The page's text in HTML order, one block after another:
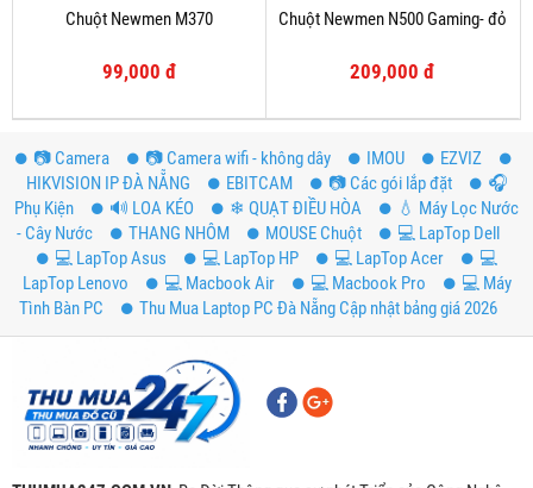
Chuột Newmen M370
99,000 đ
Chuột Newmen N500 Gaming- đỏ
209,000 đ
📷 Camera 📷 Camera wifi - không dây IMOU
EZVIZ
HIKVISION IP ĐÀ NẴNG
EBITCAM 📷 Các gói lắp đặt
️🎧
Phụ Kiện
🔊 LOA KÉO ❄ QUẠT ĐIỀU HÒA
💧 Máy Lọc Nước
- Cây Nước
THANG NHÔM MOUSE Chuột
💻 LapTop Dell
💻 LapTop Asus
💻 LapTop HP 💻 LapTop Acer
💻
LapTop Lenovo
💻 Macbook Air 💻 Macbook Pro
💻 Máy
Tình Bàn PC
Thu Mua Laptop PC Đà Nẵng Cập nhật bảng giá 2026